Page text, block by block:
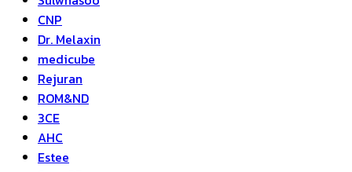
CNP
Dr. Melaxin
medicube
Rejuran
ROM&ND
3CE
AHC
Estee